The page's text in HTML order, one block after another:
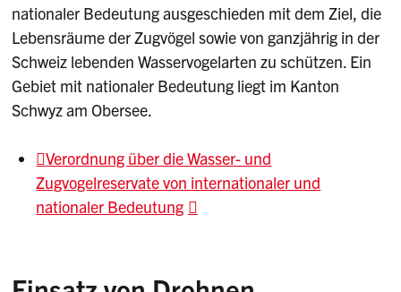
nationaler Bedeutung ausgeschieden mit dem Ziel, die
Lebensräume der Zugvögel sowie von ganzjährig in der
Schweiz lebenden Wasservogelarten zu schützen. Ein
Gebiet mit nationaler Bedeutung liegt im Kanton
Schwyz am Obersee.
Verordnung über die Wasser- und
Zugvogelreservate von internationaler und
nationaler Bedeutung